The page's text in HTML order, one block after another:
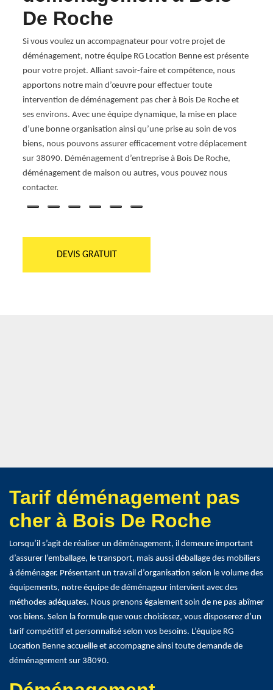
De Roche
Si vous voulez un accompagnateur pour votre projet de
déménagement, notre équipe RG Location Benne est présente
pour votre projet. Alliant savoir-faire et compétence, nous
apportons notre main d’œuvre pour effectuer toute
intervention de déménagement pas cher à Bois De Roche et
ses environs. Avec une équipe dynamique, la mise en place
d’une bonne organisation ainsi qu’une prise au soin de vos
biens, nous pouvons assurer efficacement votre déplacement
sur 38090. Déménagement d’entreprise à Bois De Roche,
déménagement de maison ou autres, vous pouvez nous
contacter.
DEVIS GRATUIT
Tarif déménagement pas
cher à Bois De Roche
Lorsqu’il s’agit de réaliser un déménagement, il demeure important
d’assurer l’emballage, le transport, mais aussi déballage des mobiliers
à déménager. Présentant un travail d’organisation selon le volume des
équipements, notre équipe de déménageur intervient avec des
méthodes adéquates. Nous prenons également soin de ne pas abîmer
vos biens. Selon la formule que vous choisissez, vous disposerez d’un
tarif compétitif et personnalisé selon vos besoins. L’équipe RG
Location Benne accueille et accompagne ainsi toute demande de
déménagement sur 38090.